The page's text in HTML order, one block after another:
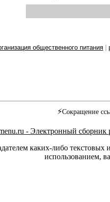
общественного питания
⚡Сокращение
- Электронный сборник
каких-либо
использованием,